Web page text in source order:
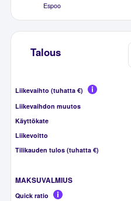
Espoo
Talous
Liikevaihto (tuhatta €)
Liikevaihdon muutos
Käyttökate
Liikevoitto
Tilikauden tulos (tuhatta €)
MAKSUVALMIUS
Quick ratio